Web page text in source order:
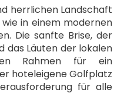
herrlichen Landschaft
in einem modernen
Die sanfte Brise, der
das Läuten der lokalen
Rahmen für ein
hoteleigene Golfplatz
für alle